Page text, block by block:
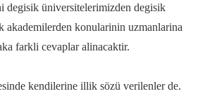
degisik üniversitelerimizden degisik
akademilerden konularinin uzmanlarina
farkli cevaplar alinacaktir.
kendilerine illik sözü verilenler de.